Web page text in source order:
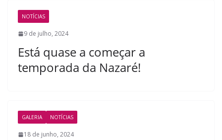
NOTÍCIAS
9 de julho, 2024
Está quase a começar a
temporada da Nazaré!
GALERIA NOTÍCIAS
18 de junho, 2024